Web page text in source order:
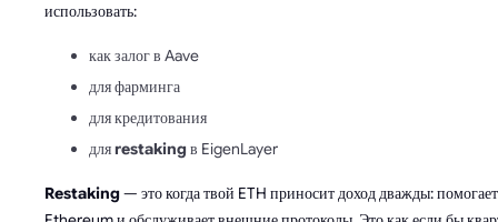
использовать:
как залог в Aave
для фарминга
для кредитования
дляrestakingв EigenLayer
Restaking— это когда твой ETH приносит доход дважды: помогает